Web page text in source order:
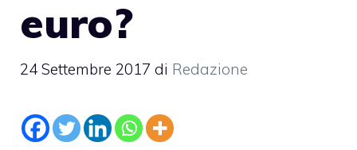
euro?
24 Settembre 2017 di Redazione